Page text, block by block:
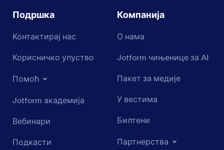
Подршка
Контактирај нас
Корисничко упуство
Помоћ
Jotform академија
Вебинари
Подкасти
Компанија
О нама
Jotform чињенице за AI
Пакет за медије
У вестима
Билтени
Партнерства